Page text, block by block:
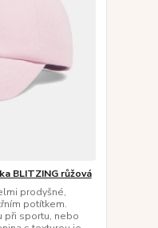
BLITZING růžová
prodyšné,
potítkem.
při sportu, nebo